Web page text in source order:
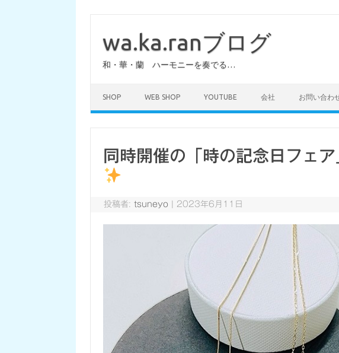
wa.ka.ranブログ
和・華・蘭 ハーモニーを奏でる…
SHOP WEB SHOP YOUTUBE 会社 お問い合わ
同時開催の「時の記念日フェ
投稿者:tsuneyo 2023年6月11日